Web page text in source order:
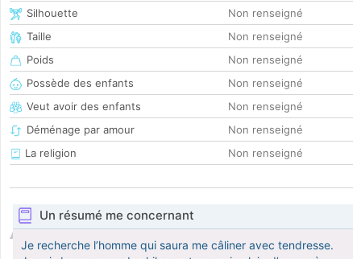
Silhouette
Non renseigné
Taille
Non renseigné
Poids
Non renseigné
Possède des enfants
Non renseigné
Veut avoir des enfants
Non renseigné
Déménage par amour
Non renseigné
La religion
Non renseigné
Un résumé me concernant
Je recherche l’homme qui saura me câliner avec tendresse.